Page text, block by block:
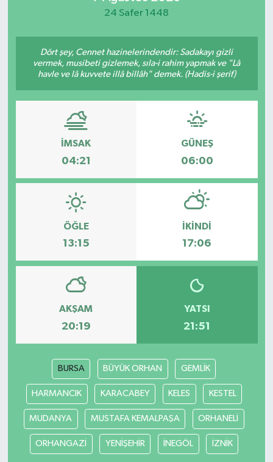
24 Safer 1448
Dört şey, Cennet hazinelerindendir: Sadakayı gizli
vermek, musibeti gizlemek, sıla-i rahim yapmak ve "Lâ
havle ve lâ kuvvete illâ billâh" demek. (Hadis-i şerif)
İMSAK
04:21
GÜNEŞ
06:00
ÖĞLE
13:15
İKINDI
17:06
AKŞAM
20:19
YATSI
21:51
BURSA BÜYÜK ORHAN GEMLİK
HARMANCIK KARACABEY KELES KESTEL
MUDANYA MUSTAFA KEMALPAŞA ORHANELİ
ORHANGAZİ YENİŞEHİR İNEGÖL İZNİK